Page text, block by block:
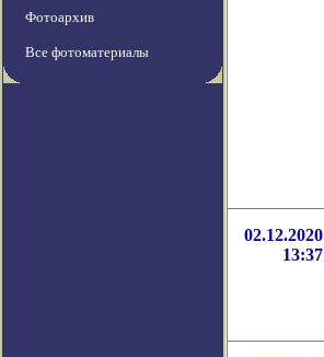
Фотоархив
Все фотоматериалы
02.12.2020
13:37